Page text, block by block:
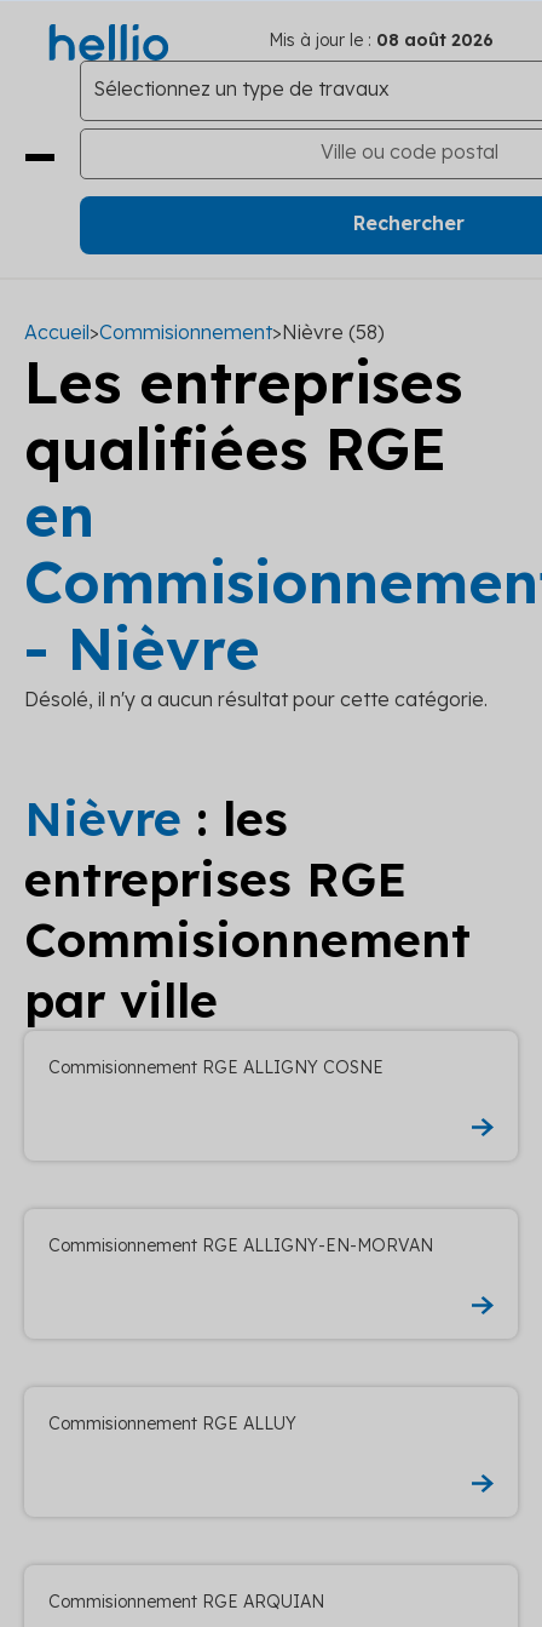
Mis à jour le : 08 août 2026
Accueil>Commisionnement>Nièvre (58)
Les entreprises
qualifiées RGE
en
- Nièvre
Désolé, il n'y a aucun résultat pour cette catégorie.
Nièvre : les
entreprises RGE
Commisionnement
par ville
Commisionnement RGE ALLIGNY COSNE
Commisionnement RGE ALLIGNY-EN-MORVAN
Commisionnement RGE ALLUY
Commisionnement RGE ARQUIAN